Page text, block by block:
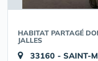
HABITAT PARTAGÉ
JALLES
33160 - SAINT-